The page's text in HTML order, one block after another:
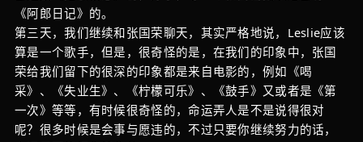
《阿郎日记》的。
第三天，我们继续和张国荣聊天，其实严格地说，Leslie应该
算是一个歌手，但是，很奇怪的是，在我们的印象中，张国
荣给我们留下的很深的印象都是来自电影的，例如《喝
采》、《失业生》、《柠檬可乐》、《鼓手》又或者是《第
一次》等等，有时候很奇怪的，命运弄人是不是说得很对
呢？很多时候是会事与愿违的，不过只要你继续努力的话，